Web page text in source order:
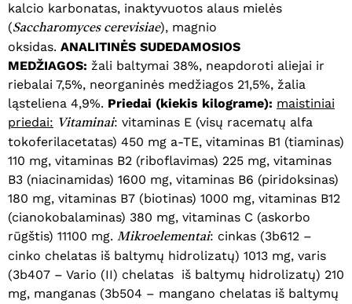
kalcio karbonatas, inaktyvuotos alaus mielės
(Saccharomyces cerevisiae), magnio
oksidas. ANALITINĖS SUDEDAMOSIOS
MEDŽIAGOS: žali baltymai 38%, neapdoroti aliejai ir
riebalai 7,5%, neorganinės medžiagos 21,5%, žalia
ląsteliena 4,9%. Priedai (kiekis kilograme): maistiniai
priedai: Vitaminai: vitaminas E (visų racematų alfa
tokoferilacetatas) 450 mg a-TE, vitaminas B1 (tiaminas)
110 mg, vitaminas B2 (riboflavimas) 225 mg, vitaminas
B3 (niacinamidas) 1600 mg, vitaminas B6 (piridoksinas)
180 mg, vitaminas B7 (biotinas) 1000 mg, vitaminas B12
(cianokobalaminas) 380 mg, vitaminas C (askorbo
rūgštis) 11100 mg. Mikroelementai: cinkas (3b612 –
cinko chelatas iš baltymų hidrolizatų) 1013 mg, varis
(3b407 – Vario (II) chelatas iš baltymų hidrolizatų) 210
mg, manganas (3b504 – mangano chelatas iš baltymų